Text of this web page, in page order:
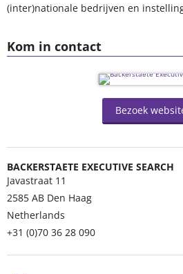
Kom in contact
Bezoek
BACKERSTAETE EXECUTIVE SEARCH
Javastraat 11
2585 AB Den Haag
Netherlands
+31 (0)70 36 28 090
(inter)nationale bedrijven en